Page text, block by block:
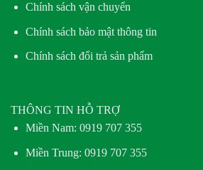
Chính sách vận chuyển
Chính sách bảo mật thông tin
Chính sách đổi trả sản phẩm
THÔNG TIN HỖ TRỢ
Miền Nam: 0919 707 355
Miền Trung: 0919 707 355